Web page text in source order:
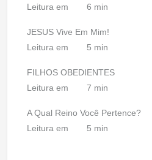
Leitura em
6 min
JESUS Vive Em Mim!
Leitura em
5 min
FILHOS OBEDIENTES
Leitura em
7 min
A Qual Reino Você Pertence?
Leitura em
5 min